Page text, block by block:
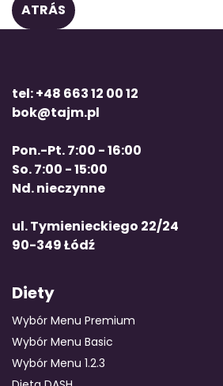
ATRÁS
tel: +48 663 12 00 12
bok@tajm.pl
Pon.-Pt. 7:00 - 16:00
So. 7:00 - 15:00
Nd. nieczynne
ul. Tymienieckiego 22/24
90-349 Łódź
Diety
Wybór Menu Premium
Wybór Menu Basic
Wybór Menu 1.2.3